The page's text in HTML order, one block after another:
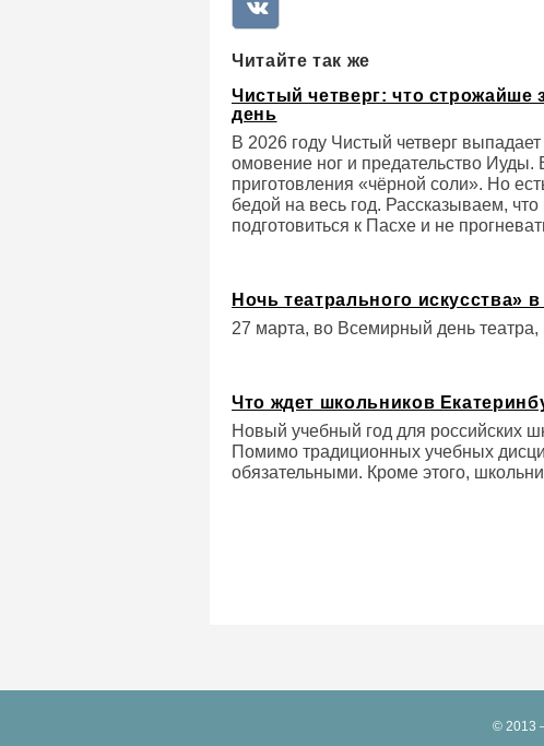
Читайте так же
Чистый четверг: что строжайше
день
В 2026 году Чистый четверг
омовение ног и предательство Иуды.
приготовления «чёрной соли». Но
бедой на весь год. Рассказываем,
подготовиться к Пасхе и не
Ночь театрального искусства»
27 марта, во Всемирный день театра,
Что ждет школьников
Новый учебный год для российских
Помимо традиционных учебных
обязательными. Кроме этого,
© 2013